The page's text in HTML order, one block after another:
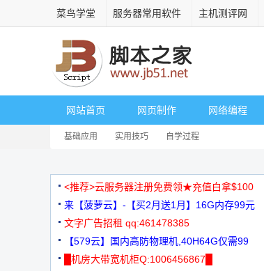
菜鸟学堂 服务器常用软件 主机测评网
网站首页 网页制作 网络编程
基础应用 实用技巧 自学过程
<推荐>云服务器注册免费领★充值白拿$100
来【菠萝云】-【买2月送1月】16G内存99元
文字广告招租 qq:461478385
【579云】国内高防物理机,40H64G仅需99
元
█机房大带宽机柜Q:1006456867█